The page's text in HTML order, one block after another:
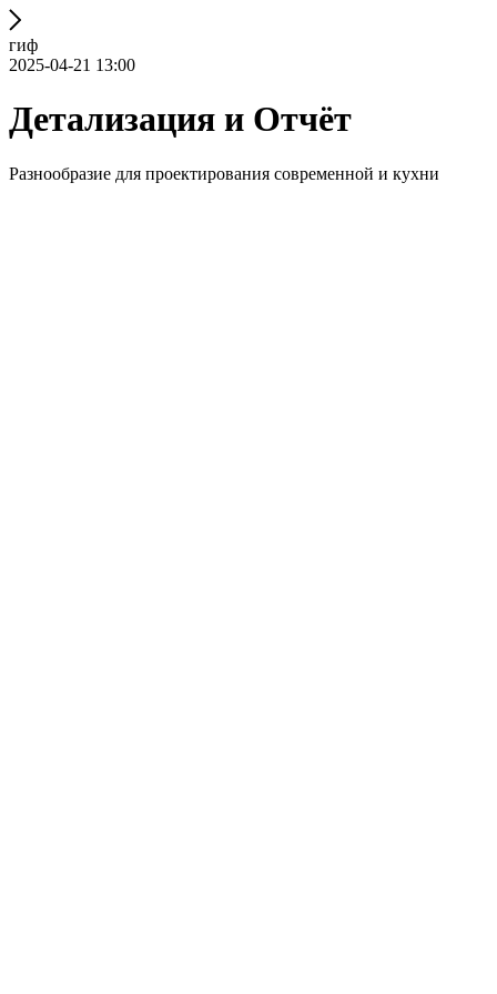
гиф
2025-04-21 13:00
Детализация и Отчёт
Разнообразие для проектирования современной и кухни